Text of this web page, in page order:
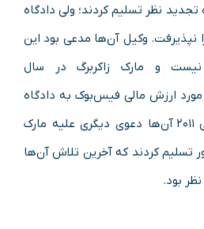
نظر تسلیم کردند؛ ولی دادگاه
وکیل آن‌ها مدعی بود این
و مارک زاکربرگ در سال
در مورد ارزش مالی فیس‌بوک به دادگاه
ارائه کرده است. در ۱۷ می ۲۰۱۱ آن‌ها دعوی دیگری علیه مارک
تسلیم کردند که آخرین تلاش آن‌ها
بود.